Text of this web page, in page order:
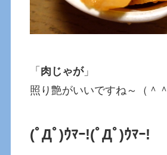
「 肉じゃが」
照り艶がいいですね～（＾＾
(ﾟДﾟ)ｳﾏｰ!(ﾟДﾟ)ｳﾏｰ!